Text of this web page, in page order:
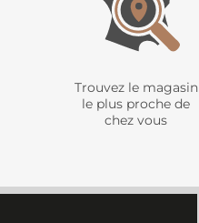
Trouvez le magasin
le plus proche de
chez vous